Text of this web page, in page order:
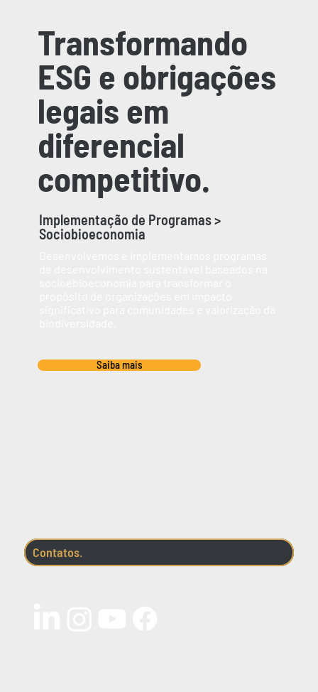
Transformando
ESG e obrigações
legais em
diferencial
competitivo.
Implementação de Programas >
Sociobioeconomia
Saiba mais
Contatos.